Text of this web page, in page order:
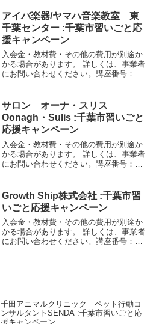
2022/03/31英会話／30分／...
アイバ楽器/ヤマハ音楽教室 東
千葉センター :千葉市習いごと応
援キャンペーン
入会金・教材費・その他の費用が別途か
かる場合があります。 詳しくは、事業者
にお問い合わせください。講座番号：
番号：1287-03-02利用...
サロン オーナ・スリス
Oonagh・Sulis :千葉市習いごと
応援キャンペーン
入会金・教材費・その他の費用が別途か
かる場合があります。 詳しくは、事業者
にお問い合わせください。講座番号：
ップのポイントメイクレッスンです。...
Growth Ship株式会社 :千葉市習
いごと応援キャンペーン
入会金・教材費・その他の費用が別途か
かる場合があります。 詳しくは、事業者
にお問い合わせください。講座番号：
千田アニマルクリニック ペット行動コ
ンサルタントSENDA :千葉市習いごと応
援キャンペーン